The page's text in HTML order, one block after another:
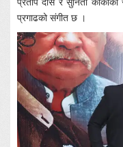
प्रगाढको संगीत छ ।